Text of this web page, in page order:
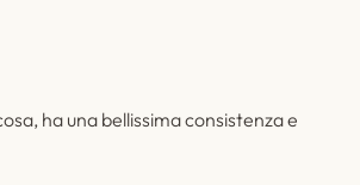
ha una bellissima consistenza e